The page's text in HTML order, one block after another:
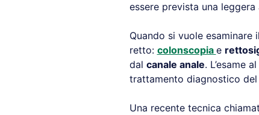
essere prevista una leggera
Quando si vuole esaminare il
retto: colonscopia e
dal canale anale. L’esame
trattamento diagnostico
Una recente tecnica